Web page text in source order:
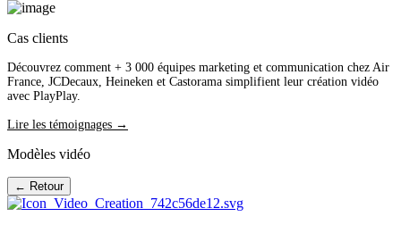
Cas clients
Découvrez comment + 3 000 équipes marketing et communication chez Air
France, JCDecaux, Heineken et Castorama simplifient leur création vidéo
avec PlayPlay.
Lire les témoignages →
Modèles vidéo
← Retour